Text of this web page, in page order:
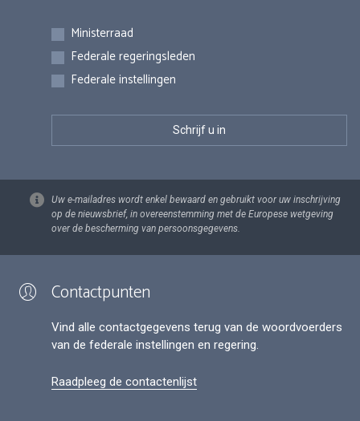
Inschrijvingen
Ministerraad
Federale regeringsleden
Federale instellingen
Uw e-mailadres wordt enkel bewaard en gebruikt voor uw inschrijving
op de nieuwsbrief, in overeenstemming met de Europese wetgeving
over de bescherming van persoonsgegevens.
Contactpunten
Vind alle contactgegevens terug van de woordvoerders
van de federale instellingen en regering.
Raadpleeg de contactenlijst